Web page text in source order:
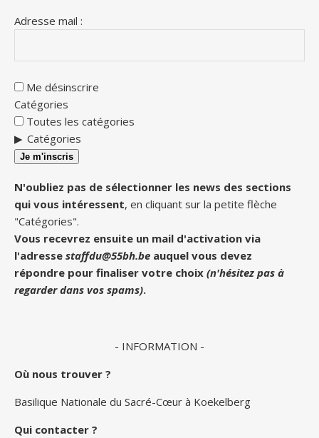
Adresse mail :
Me désinscrire
Catégories
Toutes les catégories
Catégories
Je m'inscris
N'oubliez pas de sélectionner les news des sections
qui vous intéressent, en cliquant sur la petite flèche
"Catégories".
Vous recevrez ensuite un mail d'activation via
l'adresse staffdu@55bh.be auquel vous devez
répondre pour finaliser votre choix (n'hésitez pas à
regarder dans vos spams).
- INFORMATION -
Où nous trouver ?
Basilique Nationale du Sacré-Cœur à Koekelberg
Qui contacter ?